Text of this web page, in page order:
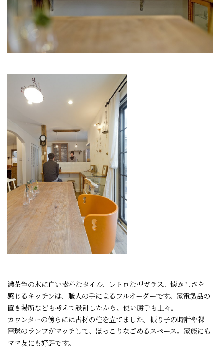
濃茶色の木に白い素朴なタイル、レトロな型ガラス。懐かしさを
感じるキッチンは、職人の手によるフルオーダーです。家電製品の
置き場所なども考えて設計したから、使い勝手も上々。
カウンターの傍らには古材の柱を立てました。振り子の時計や裸
電球のランプがマッチして、ほっこりなごめるスペース。家族にも
ママ友にも好評です。